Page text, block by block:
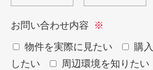
お問い合わせ内容
物件を実際に見たい
購
したい
周辺環境を知りたい